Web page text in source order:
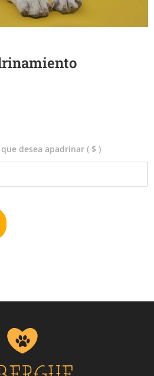
desea apadrinar ( $ )